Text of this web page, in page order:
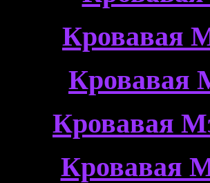
Кровавая
Кровавая
Кровавая
Кровавая